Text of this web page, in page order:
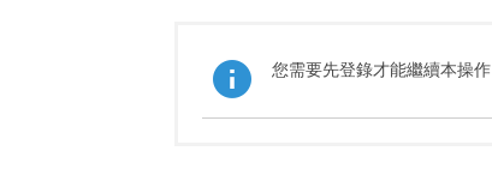
您需要先登錄才能繼續本操作